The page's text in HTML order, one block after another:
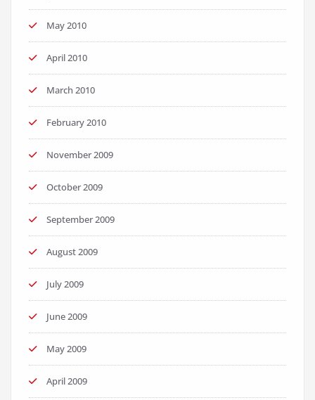
May 2010
April 2010
March 2010
February 2010
November 2009
October 2009
September 2009
August 2009
July 2009
June 2009
May 2009
April 2009